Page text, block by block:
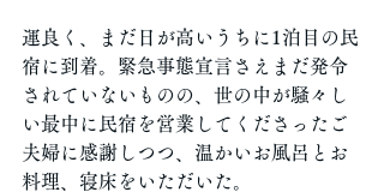
運良く、まだ日が高いうちに1泊目の民
宿に到着。緊急事態宣言さえまだ発令
されていないものの、世の中が騒々し
い最中に民宿を営業してくださったご
夫婦に感謝しつつ、温かいお風呂とお
料理、寝床をいただいた。